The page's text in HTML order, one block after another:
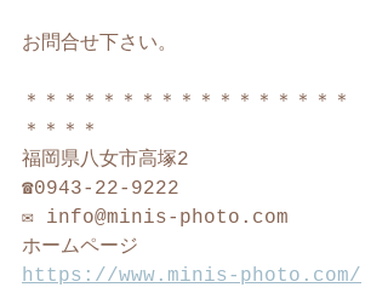
お問合せ下さい。
＊＊＊＊＊＊＊＊＊＊＊＊＊＊＊＊＊
＊＊＊＊
福岡県八女市高塚2
☎︎0943-22-9222
✉️ info@minis-photo.com
ホームページ
https://www.minis-photo.com/